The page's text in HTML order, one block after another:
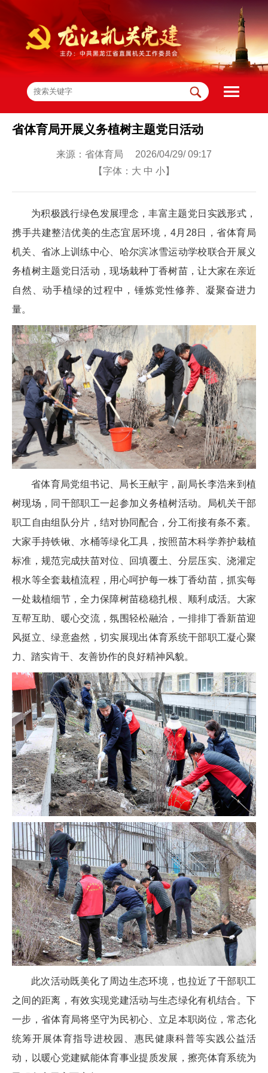
省体育局开展义务植树主题党日活动
来源：省体育局 2026/04/29/ 09:17
【字体： 大 中 小】
为积极践行绿色发展理念，丰富主题党日实践形式，
携手共建整洁优美的生态宜居环境，4月28日，省体育局
机关、省冰上训练中心、哈尔滨冰雪运动学校联合开展义
务植树主题党日活动，现场栽种丁香树苗，让大家在亲近
自然、动手植绿的过程中，锤炼党性修养、凝聚奋进力
量。
省体育局党组书记、局长王献宇，副局长李浩来到植
树现场，同干部职工一起参加义务植树活动。局机关干部
职工自由组队分片，结对协同配合，分工衔接有条不紊。
大家手持铁锹、水桶等绿化工具，按照苗木科学养护栽植
标准，规范完成扶苗对位、回填覆土、分层压实、浇灌定
根水等全套栽植流程，用心呵护每一株丁香幼苗，抓实每
一处栽植细节，全力保障树苗稳稳扎根、顺利成活。大家
互帮互助、暖心交流，氛围轻松融洽，一排排丁香新苗迎
风挺立、绿意盎然，切实展现出体育系统干部职工凝心聚
力、踏实肯干、友善协作的良好精神风貌。
此次活动既美化了周边生态环境，也拉近了干部职工
之间的距离，有效实现党建活动与生态绿化有机结合。下
一步，省体育局将坚守为民初心、立足本职岗位，常态化
统筹开展体育指导进校园、惠民健康科普等实践公益活
动，以暖心党建赋能体育事业提质发展，擦亮体育系统为